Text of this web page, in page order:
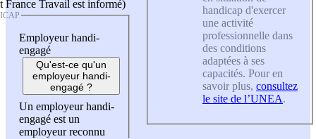
France Travail est informé)
Employeur handi-
engagé
Qu'est-ce qu'un
employeur handi-
engagé ?
Un employeur handi-
engagé est un
employeur reconnu
handicap d'exercer
une activité
professionnelle dans
des conditions
adaptées à ses
capacités. Pour en
savoir plus, consultez
le site de l’UNEA.